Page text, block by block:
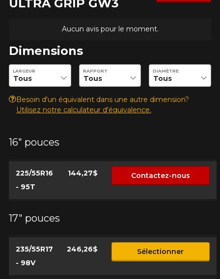
ULTRA GRIP GW3
Aucun avis pour le moment.
Dimensions
Entrez les dimensions souhaitées pour vérifier la disponibilité
LARGEUR RAPPORT DIAMÈTRE
Besoin d'un équivalent dans une autre dimension?
Utilisez notre calculateur d'équivalence.
16" pouces
225/55R16
- 95T
144,27$ Contactez-nous
17" pouces
235/55R17
- 98V
246,26$ Sélectionner